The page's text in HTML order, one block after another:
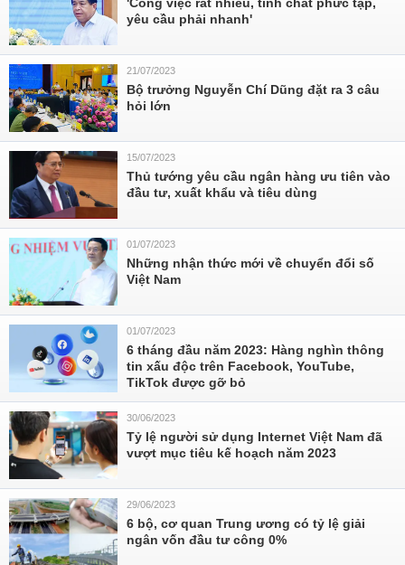
yêu cầu phải nhanh'
21/07/2023
Bộ trưởng Nguyễn Chí Dũng đặt ra 3 câu
hỏi lớn
15/07/2023
Thủ tướng yêu cầu ngân hàng ưu tiên vào
đầu tư, xuất khẩu và tiêu dùng
01/07/2023
Những nhận thức mới về chuyển đổi số
Việt Nam
01/07/2023
6 tháng đầu năm 2023: Hàng nghìn thông
tin xấu độc trên Facebook, YouTube,
TikTok được gỡ bỏ
30/06/2023
Tỷ lệ người sử dụng Internet Việt Nam đã
vượt mục tiêu kế hoạch năm 2023
29/06/2023
6 bộ, cơ quan Trung ương có tỷ lệ giải
ngân vốn đầu tư công 0%